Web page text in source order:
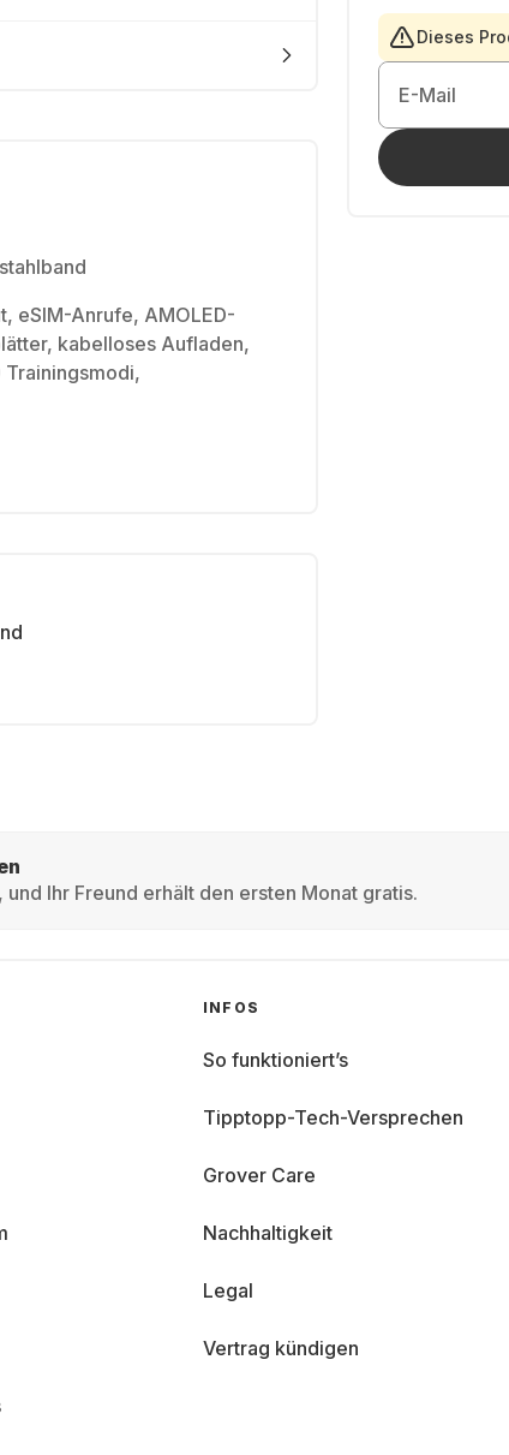
Dieses
E-Mail
eSIM-Anrufe, AMOLED-
kabelloses Aufladen,
Ihr Freund erhält den ersten Monat gratis.
INFOS
So funktioniert’s
Tipptopp-Tech-Versprechen
Grover Care
Nachhaltigkeit
Legal
Vertrag kündigen